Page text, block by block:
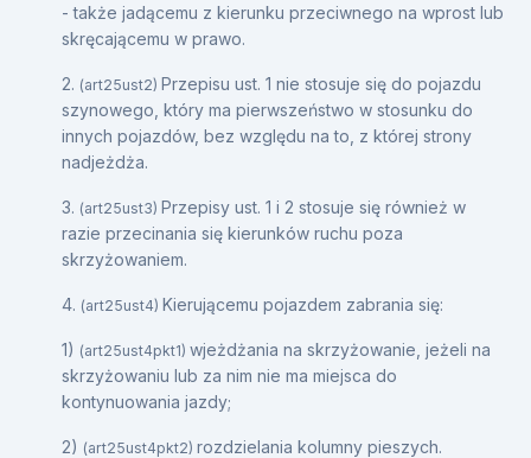
- także jadącemu z kierunku przeciwnego na wprost lub
skręcającemu w prawo.
2. (art25ust2) Przepisu ust. 1 nie stosuje się do pojazdu
szynowego, który ma pierwszeństwo w stosunku do
innych pojazdów, bez względu na to, z której strony
nadjeżdża.
3. (art25ust3) Przepisy ust. 1 i 2 stosuje się również w
razie przecinania się kierunków ruchu poza
skrzyżowaniem.
4. (art25ust4) Kierującemu pojazdem zabrania się:
1) (art25ust4pkt1) wjeżdżania na skrzyżowanie, jeżeli na
skrzyżowaniu lub za nim nie ma miejsca do
kontynuowania jazdy;
2) (art25ust4pkt2) rozdzielania kolumny pieszych.